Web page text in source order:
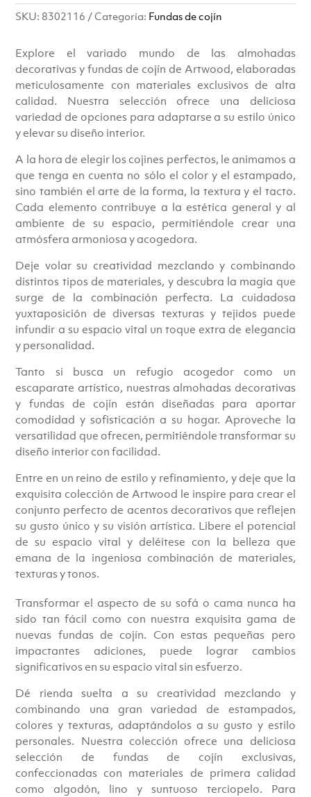
SKU: 8302116 Categoría: Fundas de cojín
Explore el variado mundo de las almohadas
decorativas y fundas de cojín de Artwood, elaboradas
meticulosamente con materiales exclusivos de alta
calidad. Nuestra selección ofrece una deliciosa
variedad de opciones para adaptarse a su estilo único
y elevar su diseño interior.
A la hora de elegir los cojines perfectos, le animamos a
que tenga en cuenta no sólo el color y el estampado,
sino también el arte de la forma, la textura y el tacto.
Cada elemento contribuye a la estética general y al
ambiente de su espacio, permitiéndole crear una
atmósfera armoniosa y acogedora.
Deje volar su creatividad mezclando y combinando
distintos tipos de materiales, y descubra la magia que
surge de la combinación perfecta. La cuidadosa
yuxtaposición de diversas texturas y tejidos puede
infundir a su espacio vital un toque extra de elegancia
y personalidad.
Tanto si busca un refugio acogedor como un
escaparate artístico, nuestras almohadas decorativas
y fundas de cojín están diseñadas para aportar
comodidad y sofisticación a su hogar. Aproveche la
versatilidad que ofrecen, permitiéndole transformar su
diseño interior con facilidad.
Entre en un reino de estilo y refinamiento, y deje que la
exquisita colección de Artwood le inspire para crear el
conjunto perfecto de acentos decorativos que reflejen
su gusto único y su visión artística. Libere el potencial
de su espacio vital y deléitese con la belleza que
emana de la ingeniosa combinación de materiales,
texturas y tonos.
Transformar el aspecto de su sofá o cama nunca ha
sido tan fácil como con nuestra exquisita gama de
nuevas fundas de cojín. Con estas pequeñas pero
impactantes adiciones, puede lograr cambios
significativos en su espacio vital sin esfuerzo.
Dé rienda suelta a su creatividad mezclando y
combinando una gran variedad de estampados,
colores y texturas, adaptándolos a su gusto y estilo
personales. Nuestra colección ofrece una deliciosa
selección de fundas de cojín exclusivas,
confeccionadas con materiales de primera calidad
como algodón, lino y suntuoso terciopelo. Para